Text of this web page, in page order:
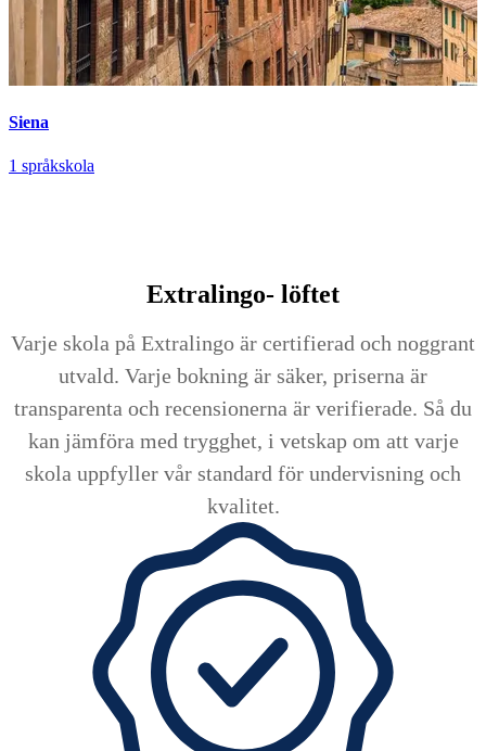
Siena
1 språkskola
Extralingo- löftet
Varje skola på Extralingo är certifierad och noggrant
utvald. Varje bokning är säker, priserna är
transparenta och recensionerna är verifierade. Så du
kan jämföra med trygghet, i vetskap om att varje
skola uppfyller vår standard för undervisning och
kvalitet.